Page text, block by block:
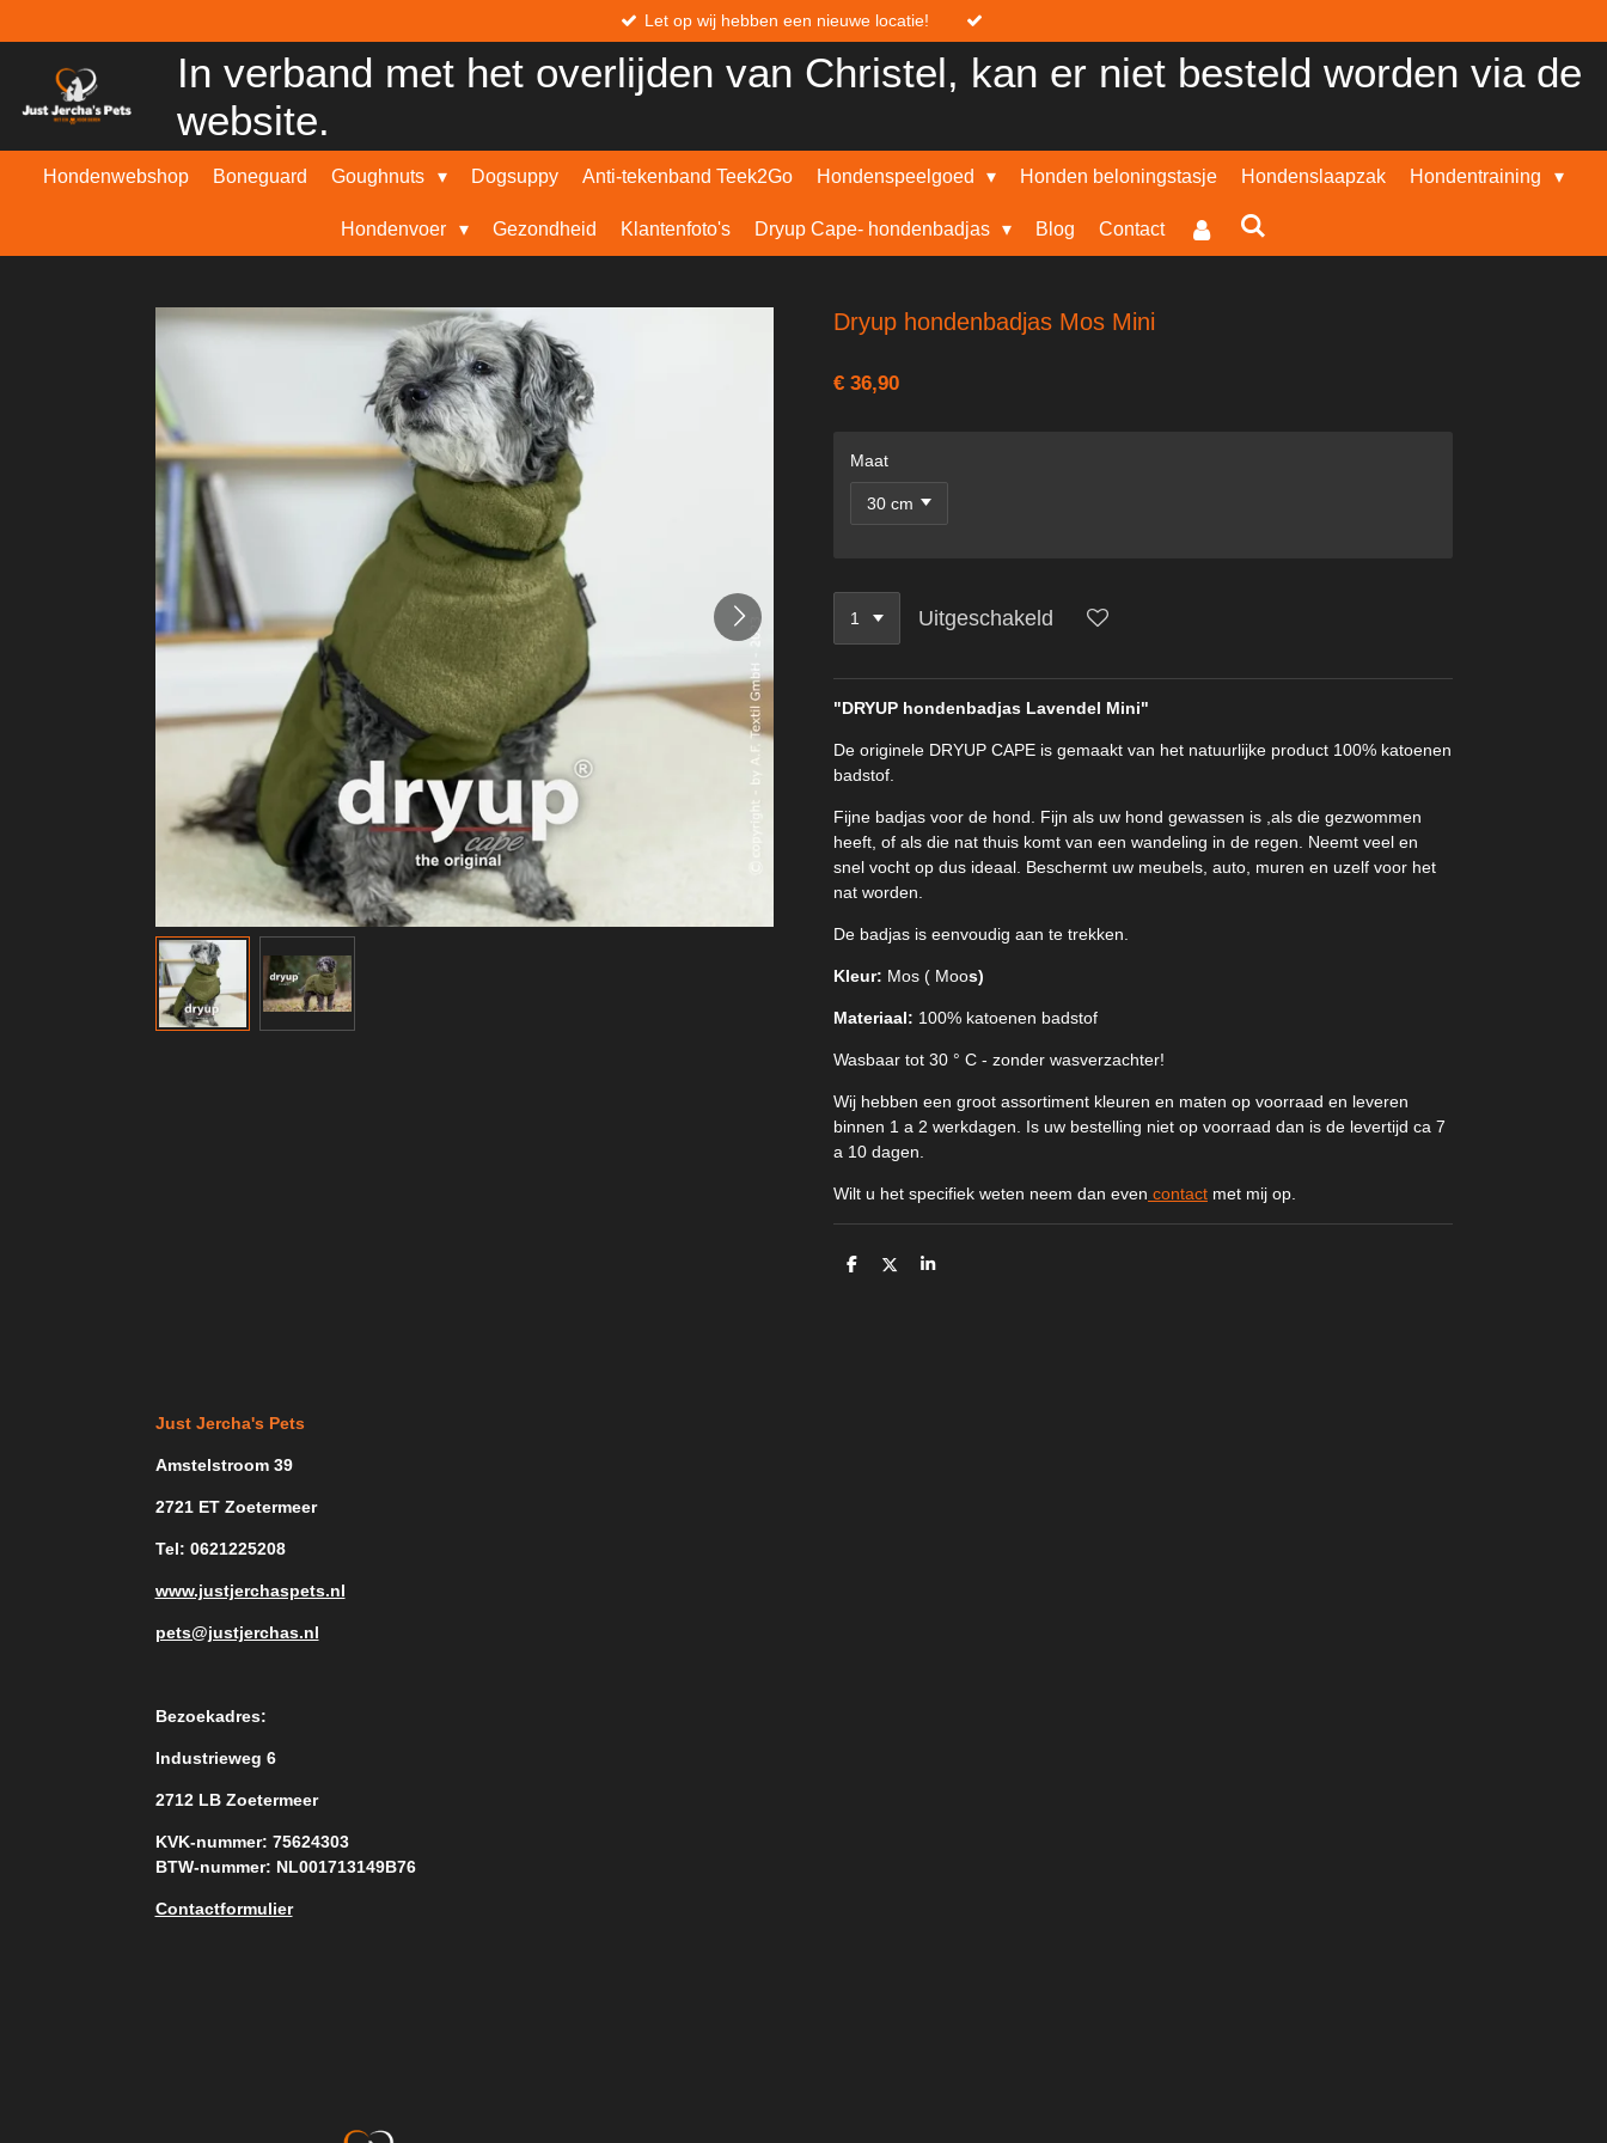
direct
hoofdinhoud
Let op wij hebben een nieuwe locatie!
In verband met het overlijden van Christel, kan er niet besteld worden via de
website.
Hondenwebshop Boneguard Goughnuts Dogsuppy Anti-tekenband Teek2Go Hondenspeelgoed Honden beloningstasje Hondenslaapzak Hondentraining
Hondenvoer Gezondheid Klantenfoto's Dryup Cape- hondenbadjas Blog Contact
Dryup hondenbadjas Mos Mini
€ 36,90
Maat
Uitgeschakeld
"DRYUP hondenbadjas Lavendel Mini"
De originele DRYUP CAPE is gemaakt van het natuurlijke product 100% katoenen
badstof.
Fijne badjas voor de hond. Fijn als uw hond gewassen is ,als die gezwommen
heeft, of als die nat thuis komt van een wandeling in de regen. Neemt veel en
snel vocht op dus ideaal. Beschermt uw meubels, auto, muren en uzelf voor het
nat worden.
De badjas is eenvoudig aan te trekken.
Kleur: Mos ( Moos)
Materiaal: 100% katoenen badstof
Wasbaar tot 30 ° C - zonder wasverzachter!
Wij hebben een groot assortiment kleuren en maten op voorraad en leveren
binnen 1 a 2 werkdagen. Is uw bestelling niet op voorraad dan is de levertijd ca 7
a 10 dagen.
Wilt u het specifiek weten neem dan even contact met mij op.
D
D
S
Just Jercha's Pets
Amstelstroom 39
2721 ET Zoetermeer
Tel: 0621225208
www.justjerchaspets.nl
pets@justjerchas.nl
Bezoekadres:
Industrieweg 6
2712 LB Zoetermeer
KVK-nummer: 75624303
BTW-nummer: NL001713149B76
Contactformulier